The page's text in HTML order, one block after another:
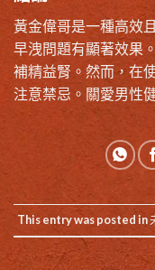
黃金偉哥是一種高效
早洩問題有顯著效果
補精益腎。然而，在
注意禁忌。關愛男性
This entry was posted in